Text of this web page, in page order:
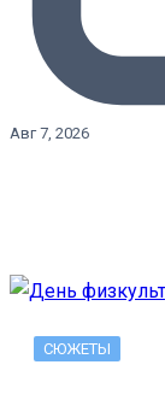
Авг 7, 2026
СЮЖЕТЫ